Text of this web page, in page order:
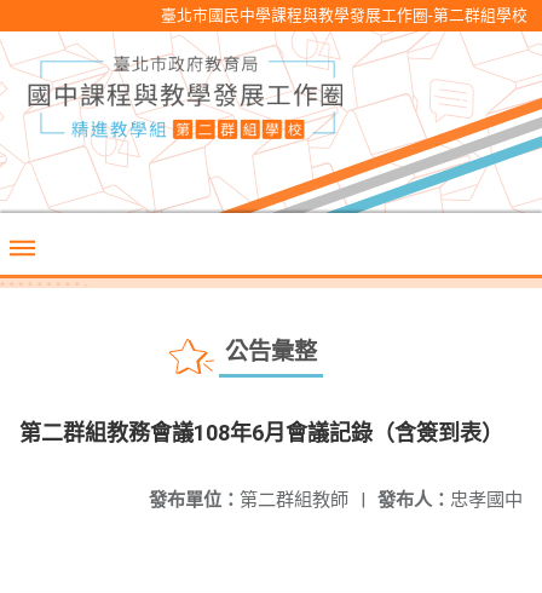
臺北市國民中學課程與教學發展工作圈-第二群組學校
公告彙整
第二群組教務會議108年6月會議記錄（含簽到表）
發布人： 忠孝國中
發布單位： 第二群組教師 |